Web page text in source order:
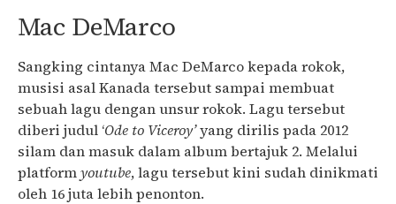
Mac DeMarco
Sangking cintanya Mac DeMarco kepada rokok,
musisi asal Kanada tersebut sampai membuat
sebuah lagu dengan unsur rokok. Lagu tersebut
diberi judul ‘Ode to Viceroy’yang dirilis pada 2012
silam dan masuk dalam album bertajuk 2. Melalui
platformyoutube, lagu tersebut kini sudah dinikmati
oleh 16 juta lebih penonton.